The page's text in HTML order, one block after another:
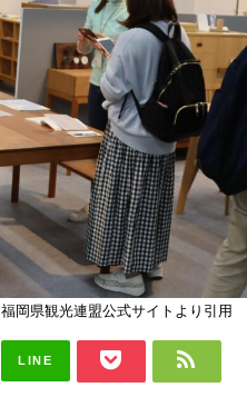
福岡県観光連盟公式サイトより引用
LINE